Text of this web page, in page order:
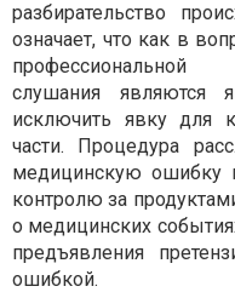
разбирательство
означает, что как в
профессиональной
слушания
исключить явку для
части. Процедура
медицинскую ошибку
контролю за
о медицинских
предъявления
ошибкой.